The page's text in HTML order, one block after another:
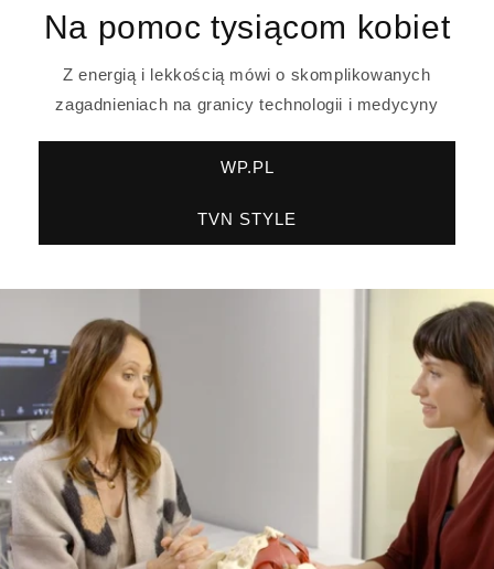
Na pomoc tysiącom kobiet
Z energią i lekkością mówi o skomplikowanych
zagadnieniach na granicy technologii i medycyny
WP.PL
TVN STYLE